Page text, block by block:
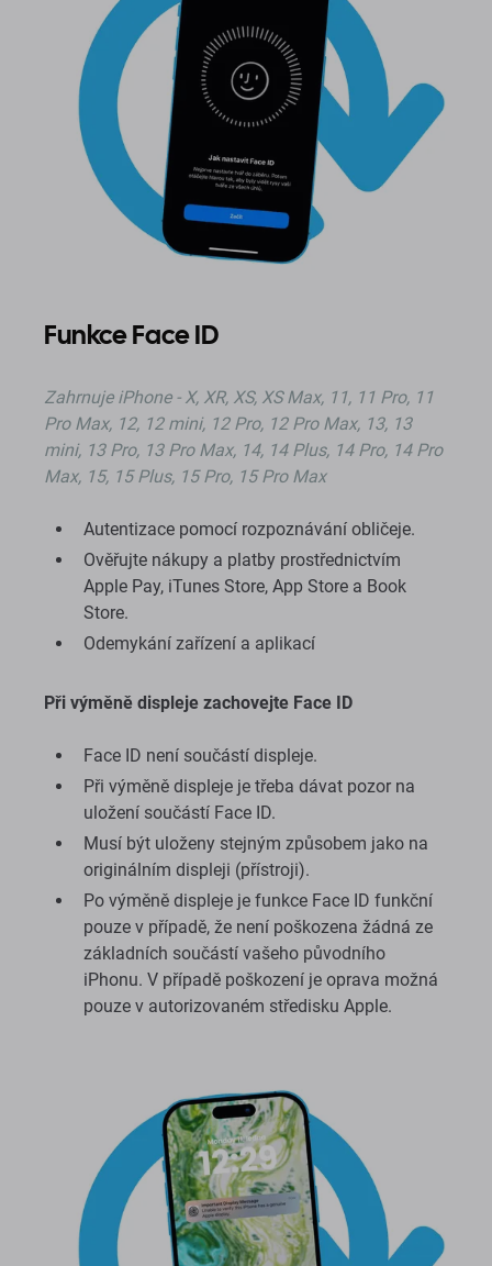
Funkce Face ID
Zahrnuje iPhone - X, XR, XS, XS Max, 11, 11 Pro, 11
Pro Max, 12, 12 mini, 12 Pro, 12 Pro Max, 13, 13
mini, 13 Pro, 13 Pro Max, 14, 14 Plus, 14 Pro, 14 Pro
Max, 15, 15 Plus, 15 Pro, 15 Pro Max
Autentizace pomocí rozpoznávání obličeje.
Ověřujte nákupy a platby prostřednictvím
Apple Pay, iTunes Store, App Store a Book
Store.
Odemykání zařízení a aplikací
Při výměně displeje zachovejte Face ID
Face ID není součástí displeje.
Při výměně displeje je třeba dávat pozor na
uložení součástí Face ID.
Musí být uloženy stejným způsobem jako na
originálním displeji (přístroji).
Po výměně displeje je funkce Face ID funkční
pouze v případě, že není poškozena žádná ze
základních součástí vašeho původního
iPhonu. V případě poškození je oprava možná
pouze v autorizovaném středisku Apple.